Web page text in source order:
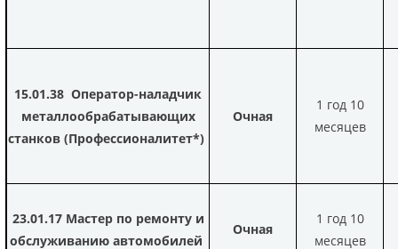
15.01.38 Оператор-наладчик
металлообрабатывающих
станков (Профессионалитет*)
Очная
1 год 10
месяцев
23.01.17 Мастер по ремонту и
обслуживанию автомобилей
Очная
1 год 10
месяцев